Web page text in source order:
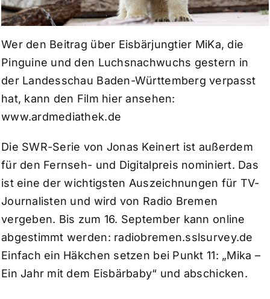
Wer den Beitrag über Eisbärjungtier MiKa, die
Pinguine und den Luchsnachwuchs gestern in
der Landesschau Baden-Württemberg verpasst
hat, kann den Film hier ansehen:
www.ardmediathek.de
Die SWR-Serie von Jonas Keinert ist außerdem
für den Fernseh- und Digitalpreis nominiert. Das
ist eine der wichtigsten Auszeichnungen für TV-
Journalisten und wird von Radio Bremen
vergeben. Bis zum 16. September kann online
abgestimmt werden: radiobremen.sslsurvey.de
Einfach ein Häkchen setzen bei Punkt 11: „Mika –
Ein Jahr mit dem Eisbärbaby“ und abschicken.